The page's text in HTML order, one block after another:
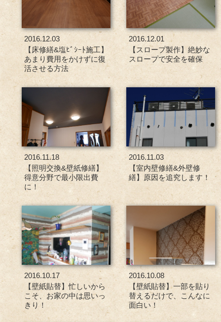
2016.12.03
【床修繕&塩ﾋﾞｼｰﾄ施工】
あまり費用をかけずに復
活させる方法
2016.12.01
【スロープ製作】絶妙な
スロープで安全を確保
2016.11.18
【照明交換&壁紙修繕】
得意分野で最小限出費
に！
2016.11.03
【室内壁修繕&外壁修
繕】原因を追究します！
2016.10.17
【壁紙貼替】忙しいから
こそ、お家の中は思いっ
きり！
2016.10.08
【壁紙貼替】一部を貼り
替えるだけで、こんなに
面白い！